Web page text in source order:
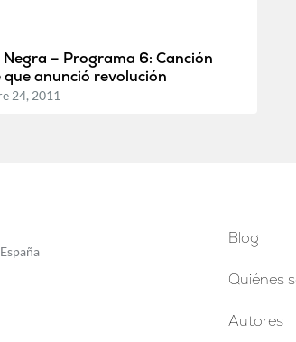
– Programa 6: Canción
que anunció revolución
24, 2011
Blog
Quiénes
Autores